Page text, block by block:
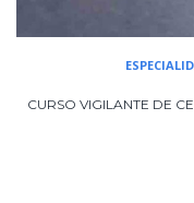
CURSO VIGILANTE DE